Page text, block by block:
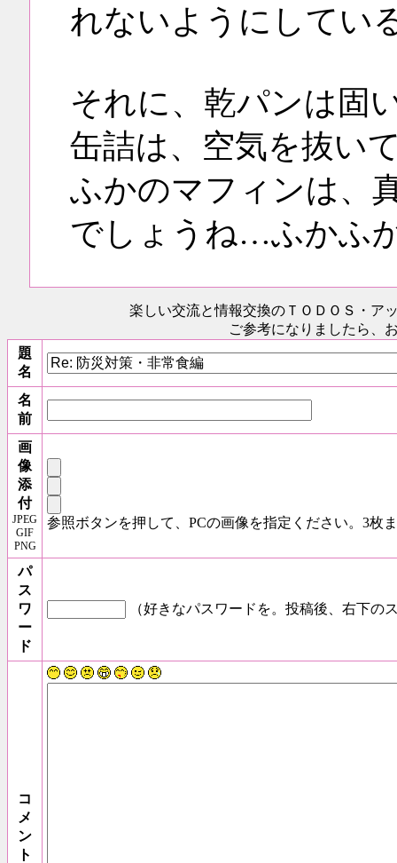
れないようにしてい
それに、乾パンは固
缶詰は、空気を抜い
ふかのマフィンは、
でしょうね…ふかふ
楽しい交流と情報交換のＴＯＤＯＳ ・ア
ご参考になりましたら、
題
名
名
前
画
像
添
付
JPEG
GIF
PNG
参照ボタンを押して、PCの画像を指定ください。3枚
パ
ス
ワ
ー
ド
（好きなパスワードを。投稿後、右下の
コ
メ
ン
ト